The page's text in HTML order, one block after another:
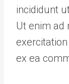
incididunt
Ut enim ad
ex ea